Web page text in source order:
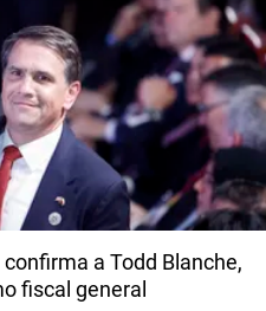
confirma a Todd Blanche,
fiscal general